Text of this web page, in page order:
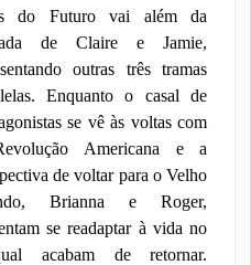
do Futuro vai além da
de Claire e Jamie,
outras três tramas
Enquanto o casal de
se vê às voltas com
Americana e a
de voltar para o Velho
Brianna e Roger,
se readaptar à vida no
acabam de retornar.